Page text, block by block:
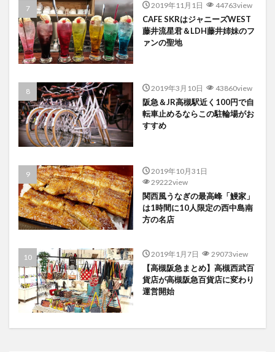
2019年11月1日 44763view
CAFE SKRはジャニーズWEST
藤井流星君＆LDH藤井姉妹のフ
ァンの聖地
2019年3月10日 43860view
阪急＆JR高槻駅近く100円で自
転車止めるならこの駐輪場がお
すすめ
2019年10月31日
29222view
関西風うなぎの最高峰「鰻家」
は1時間に10人限定の西中島南
方の名店
2019年1月7日 29073view
【高槻阪急まとめ】高槻西武百
貨店が高槻阪急百貨店に変わり
運営開始